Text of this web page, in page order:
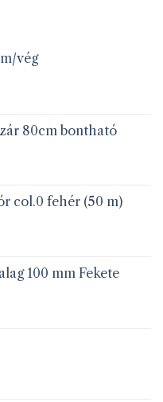
vég
80cm bontható
col.0 fehér (50 m)
100 mm Fekete